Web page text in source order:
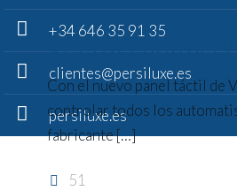
+34 646 35 91 35
clientes@persiluxe.es
persiluxe.es
VELUX control
Con el nuevo panel táctil de
controlar todos los
fabricante[…]
51